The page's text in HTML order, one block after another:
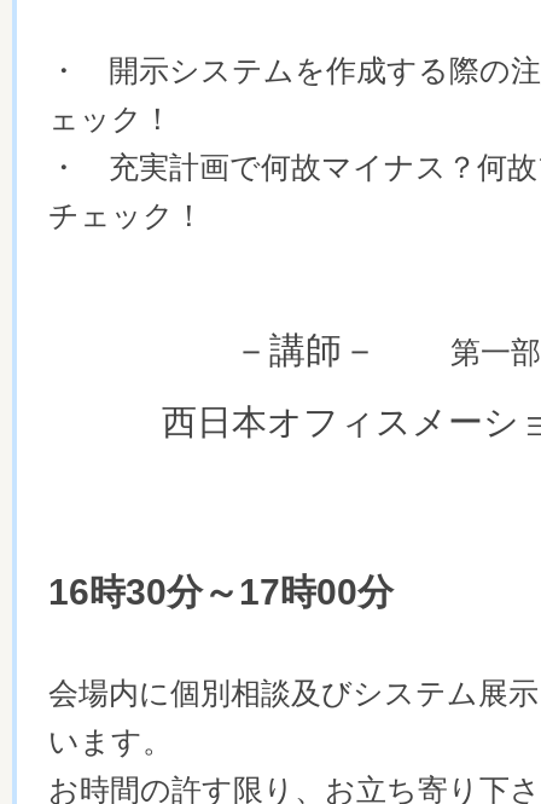
・ 開示システムを作成する際の
ェック！
・ 充実計画で何故マイナス？何
チェック！
－講師－ 第一
西日本オフィスメーシ
16時30分～17時00分
会場内に個別相談及びシステム展
います。
お時間の許す限り、お立ち寄り下